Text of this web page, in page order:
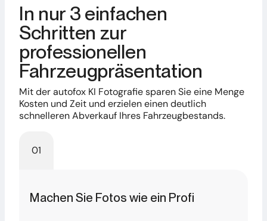
In nur 3 einfachen
Schritten zur
professionellen
Fahrzeugpräsentation
Mit der autofox KI Fotografie sparen Sie eine Menge
Kosten und Zeit und erzielen einen deutlich
schnelleren Abverkauf Ihres Fahrzeugbestands.
01
Machen Sie Fotos wie ein Profi